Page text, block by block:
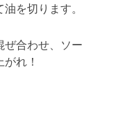
を切ります。
合わせ、ソー
れ！